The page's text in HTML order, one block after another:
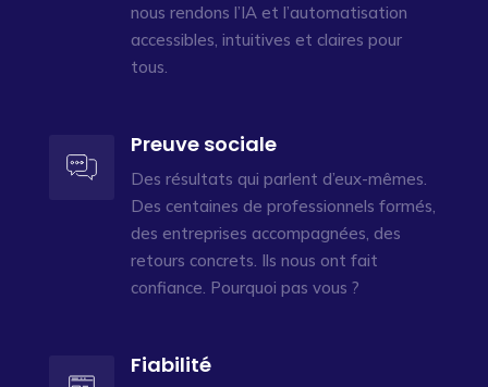
nous rendons l’IA et l’automatisation
accessibles, intuitives et claires pour
tous.
Preuve sociale
Des résultats qui parlent d’eux-mêmes.
Des centaines de professionnels formés,
des entreprises accompagnées, des
retours concrets. Ils nous ont fait
confiance. Pourquoi pas vous ?
Fiabilité